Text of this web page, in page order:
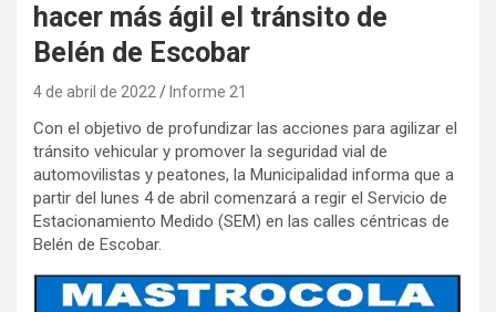
hacer más ágil el tránsito de
Belén de Escobar
4 de abril de 2022 Informe 21
Con el objetivo de profundizar las acciones para agilizar el
tránsito vehicular y promover la seguridad vial de
automovilistas y peatones, la Municipalidad informa que a
partir del lunes 4 de abril comenzará a regir el Servicio de
Estacionamiento Medido (SEM) en las calles céntricas de
Belén de Escobar.